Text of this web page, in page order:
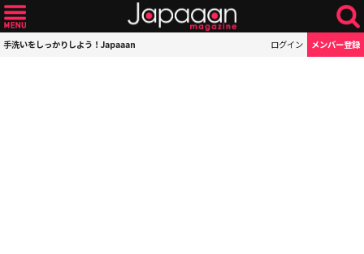
手洗いをしっかりしよう！Japaaan ログイン メンバー登録